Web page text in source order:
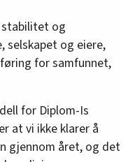
stabilitet og
og eiere,
for samfunnet,
for Diplom-Is
at vi ikke klarer å
gjennom året, og det